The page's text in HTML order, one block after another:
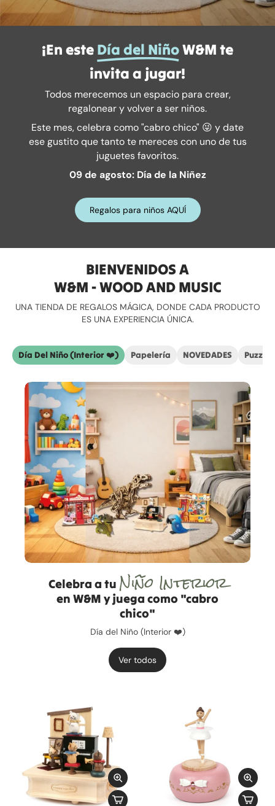
¡En este Día del NiñoW&M te
invita a jugar!
Todos merecemos un espacio para crear,
regalonear y volver a ser niños.
Este mes, celebra como "cabro chico" 😜 y date
ese gustito que tanto te mereces con uno de tus
juguetes favoritos.
09 de agosto: Día de la Niñez
Regalos para niños AQUÍ
BIENVENIDOS A
W&M - WOOD AND MUSIC
UNA TIENDA DE REGALOS MÁGICA, DONDE CADA PRODUCTO
ES UNA EXPERIENCIA ÚNICA.
Día Del Niño (Interior ❤️) Papelería NOVEDADES
Celebra a tu Niño Interior
en W&M y juega como "cabro
chico"
Día del Niño (Interior ❤️)
Ver todos